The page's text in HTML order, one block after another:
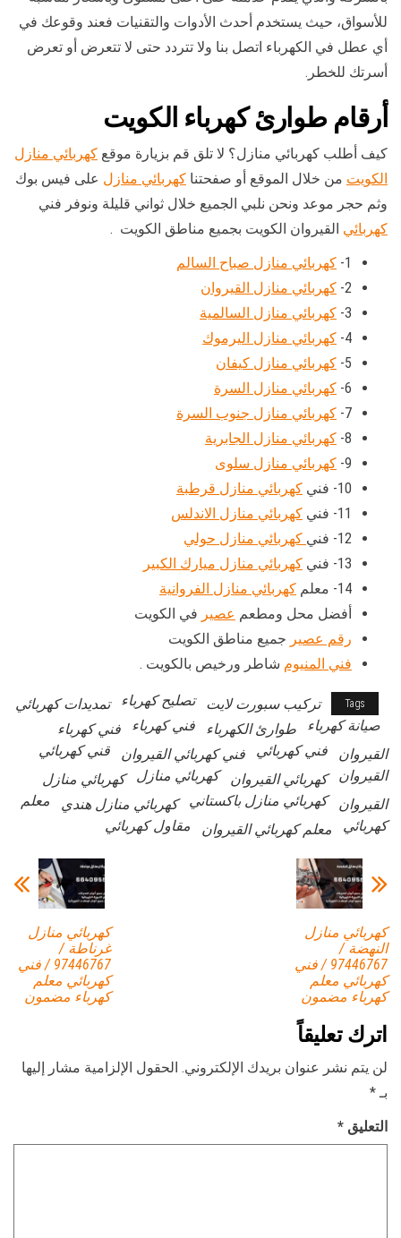
للأسواق، حيث يستخدم أحدث الأدوات والتقنيات فعند وقوعك في
أي عطل في الكهرباء اتصل بنا ولا تتردد حتى لا تتعرض أو تعرض
أسرتك للخطر.
أرقام طوارئ كهرباء الكويت
كيف أطلب كهربائي منازل؟ لا تلق قم بزيارة موقع كهربائي منازل
الكويت من خلال الموقع أو صفحتنا كهربائي منازل على فيس بوك
وثم حجر موعد ونحن نلبي الجميع خلال ثواني قليلة ونوفر فني
كهربائي القيروان الكويت بجميع مناطق الكويت .
1- كهربائي منازل صباح السالم
2- كهربائي منازل القيروان
3- كهربائي منازل السالمية
4- كهربائي منازل اليرموك
5- كهربائي منازل كيفان
6- كهربائي منازل السرة
7- كهربائي منازل جنوب السرة
8- كهربائي منازل الجابرية
9- كهربائي منازل سلوى
10- فني
كهربائي منازل قرطبة
11- فني
كهربائي منازل الاندلس
12- فني
كهربائي منازل حولي
13- فني
كهربائي منازل ميارك الكبير
14- معلم
كهربائي منازل الفروانية
أفضل محل ومطعم عصير في الكويت
رقم عصير جميع مناطق الكويت
فني المنيوم شاطر ورخيص بالكويت .
Tags تركيب سبورت لايت تصليح كهرباء
تمديدات كهربائي
صيانة كهرباء
طوارئ الكهرباء فني كهرباء
فني كهرباء
القيروان
فني كهربائي فني كهربائي القيروان
قني كهربائي
القيروان
كهربائي القيروان كهربائي منازل
كهربائي منازل
القيروان
كهربائي منازل باكستاني كهربائي منازل هندي
معلم
كهربائي
معلم كهربائي القيروان مقاول كهربائي
كهربائي منازل
غرناطة /
97446767 / فني
كهربائي معلم
كهرباء مضمون
كهربائي منازل
النهضة /
97446767 / فني
كهربائي معلم
كهرباء مضمون
اترك تعليقاً
لن يتم نشر عنوان بريدك الإلكتروني. الحقول الإلزامية مشار إليها
بـ *
التعليق *